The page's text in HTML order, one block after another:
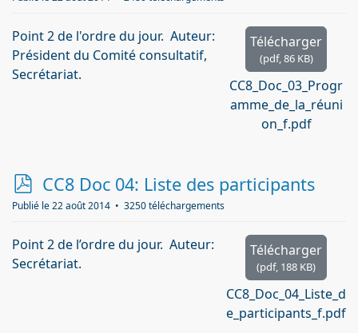
Télécharger
(pdf,86 KB)
CC8_Doc_03_Progr
amme_de_la_réuni
on_f.pdf
Point 2 de l'ordre du jour. Auteur:
Président du Comité consultatif,
Secrétariat.
p
d
CC8 Doc 04: Liste des participants
Publié le 22 août 2014 3250 téléchargements
Télécharger
(pdf, 188 KB)
CC8_Doc_04_Liste_d
e_participants_f.pdf
Point 2 de l’ordre du jour. Auteur:
Secrétariat.